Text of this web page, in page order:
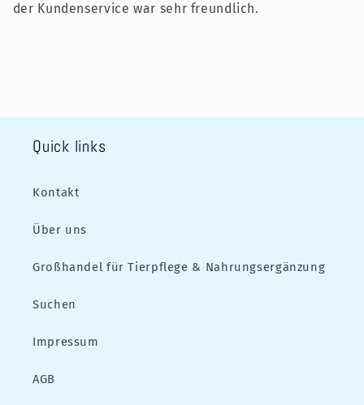
der Kundenservice war sehr freundlich.
Quick links
Kontakt
Über uns
Großhandel für Tierpflege & Nahrungsergänzung
Suchen
Impressum
AGB